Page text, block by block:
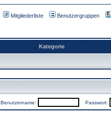
Mitgliederliste Benutzergruppen
Kategorie
Benutzername: Passwort: